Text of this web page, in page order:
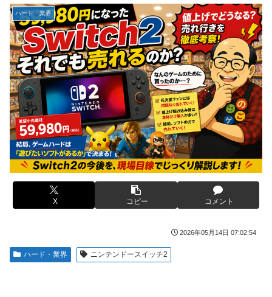
【悲報】アイドル、とんでもない事実がSNSで拡散→運営が
声明を発表ｗｗｗｗ
データセンターさん、毎日原爆並みの熱を放出している模様
四皇ルフィさん、「ワンピース」最新話で『邪魔なガキ』扱
いされてブチギレてしまうｗｗｗｗ【1190話】
【ウマ娘】褒め方はそれぞれ
【Money1】 韓国「信用赦免を何回やっても、何回やって
も」⇒ 257万人赦免したのに60万人がまた延滞者に転落！
【艦これ】E3-4毎回どこかが噛み合わないでち
逃げ上手の若君 第16話 感想：絶体絶命の若様のピンチに駆
三山賀子アナ 巨乳くっきり！！【GIF動画あり】
【ガンダム00】マスラオとスサノオって色が違うだけ？
海外「日本人はなんて気高いんだ！」 英高級紙も驚愕した
す！」→3日でとんでもない再生数を叩き出すｗｗｗｗ
【悲報】映画『ブルーロック』さん、大コケ
【悲報】 台風15号さん、意味わからんルートで日本上陸へ
【悲報】AIにジム予約を依頼した結果、予約システムをハッ
クし先客を削除し数カ月先まで予約😰
【動画】大食い系女子、「ふえるワカメ」を大量に食べる実
験をした結果ｗｗｗｗ
テレ東の女子アナさん、たっぷりお尻とお乳を隠しきれない
【芸能】佐藤二朗、胸中吐露「“ほんとうのこと”を僕の口か
らは何ひとつ言えなくて… 言葉にできぬ悔しさを日々感じ
ております」
ダウンード版買うやつの特徴「50％OFFが購入最低ライ
【艦これ】今日の日に青い空を見上げ 他
【艦これ】ママッチャーウサギ 他
ハード・業界
X コピー コメント
2026年05月14日 07:02:54
ハード・業界 ニンテンドースイッチ2